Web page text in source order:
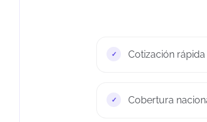
Cotización rápida
Cobertura